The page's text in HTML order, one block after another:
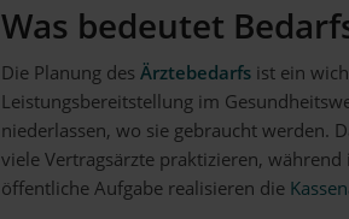
Was bedeutet
Die Planung des Ärztebedarfs ist ein
Leistungsbereitstellung im
niederlassen, wo sie gebraucht werden.
viele Vertragsärzte praktizieren,
öffentliche Aufgabe realisieren die